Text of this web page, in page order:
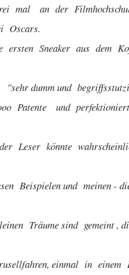
an der Filmhochschule
Oscars.
Sneaker aus dem
und
Patente und
könnte
und meinen -
sind gemeint ,
einmal in einem